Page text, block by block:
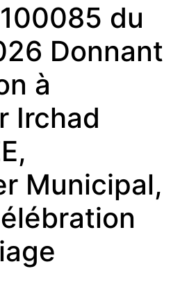
du
Donnant
à
Irchad
Municipal,